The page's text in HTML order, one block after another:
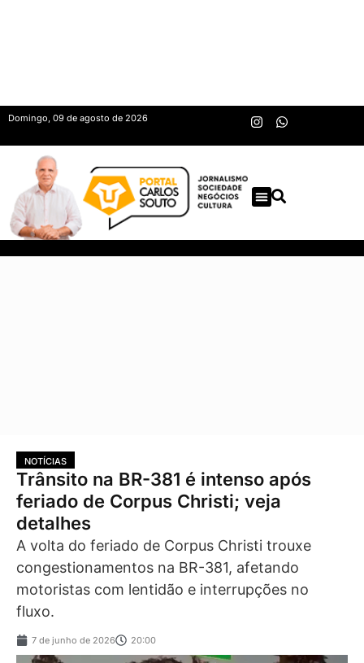
Domingo, 09 de agosto de 2026
NOTÍCIAS
Trânsito na BR-381 é intenso após
feriado de Corpus Christi; veja
detalhes
A volta do feriado de Corpus Christi trouxe
congestionamentos na BR-381, afetando
motoristas com lentidão e interrupções no
fluxo.
7 de junho de 2026 20:00